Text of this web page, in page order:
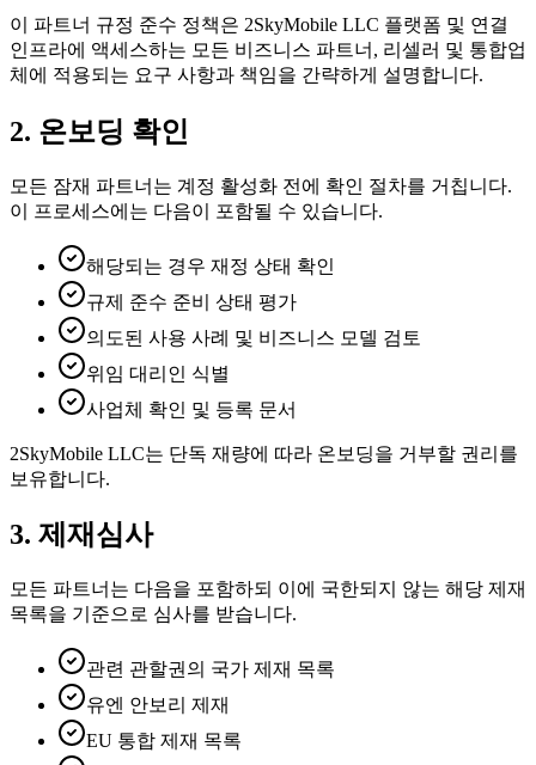
이 파트너 규정 준수 정책은 2SkyMobile LLC 플랫폼 및 연결
인프라에 액세스하는 모든 비즈니스 파트너, 리셀러 및 통합업
체에 적용되는 요구 사항과 책임을 간략하게 설명합니다.
2. 온보딩 확인
모든 잠재 파트너는 계정 활성화 전에 확인 절차를 거칩니다.
이 프로세스에는 다음이 포함될 수 있습니다.
해당되는 경우 재정 상태 확인
규제 준수 준비 상태 평가
의도된 사용 사례 및 비즈니스 모델 검토
위임 대리인 식별
사업체 확인 및 등록 문서
2SkyMobile LLC는 단독 재량에 따라 온보딩을 거부할 권리를
보유합니다.
3. 제재심사
모든 파트너는 다음을 포함하되 이에 국한되지 않는 해당 제재
목록을 기준으로 심사를 받습니다.
관련 관할권의 국가 제재 목록
유엔 안보리 제재
EU 통합 제재 목록